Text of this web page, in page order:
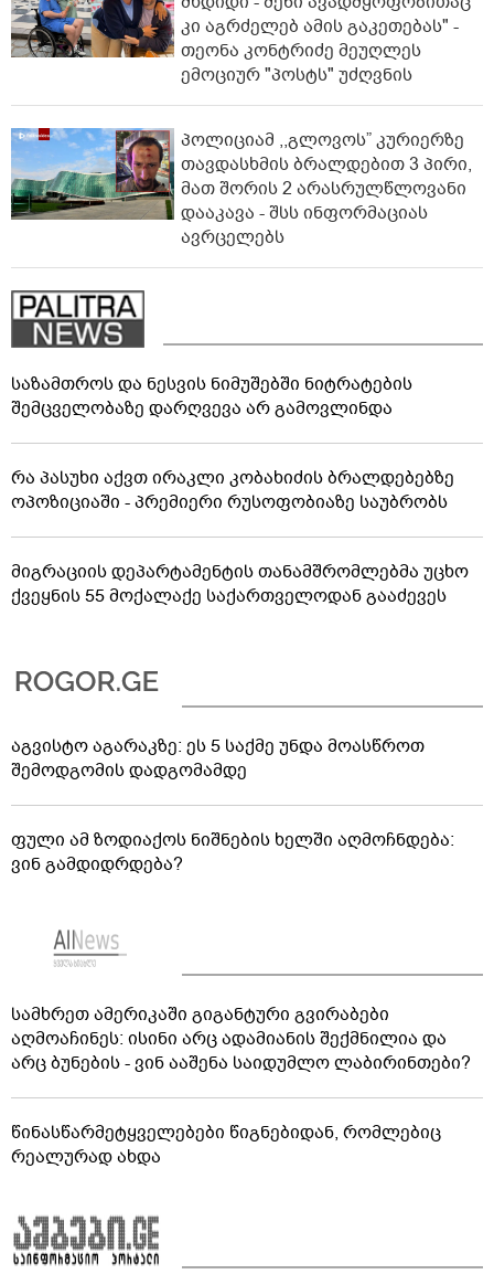
კი აგრძელებ ამის გაკეთებას" -
თეონა კონტრიძე მეუღლეს
ემოციურ "პოსტს" უძღვნის
პოლიციამ ,,გლოვოს” კურიერზე
თავდასხმის ბრალდებით 3 პირი,
მათ შორის 2 არასრულწლოვანი
დააკავა - შსს ინფორმაციას
ავრცელებს
საზამთროს და ნესვის ნიმუშებში ნიტრატების
შემცველობაზე დარღვევა არ გამოვლინდა
რა პასუხი აქვთ ირაკლი კობახიძის ბრალდებებზე
ოპოზიციაში - პრემიერი რუსოფობიაზე საუბრობს
მიგრაციის დეპარტამენტის თანამშრომლებმა უცხო
ქვეყნის 55 მოქალაქე საქართველოდან გააძევეს
აგვისტო აგარაკზე: ეს 5 საქმე უნდა მოასწროთ
შემოდგომის დადგომამდე
ფული ამ ზოდიაქოს ნიშნების ხელში აღმოჩნდება:
ვინ გამდიდრდება?
სამხრეთ ამერიკაში გიგანტური გვირაბები
აღმოაჩინეს: ისინი არც ადამიანის შექმნილია და
არც ბუნების - ვინ ააშენა საიდუმლო ლაბირინთები?
წინასწარმეტყველებები წიგნებიდან, რომლებიც
რეალურად ახდა